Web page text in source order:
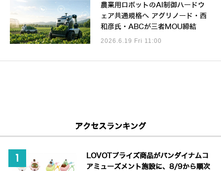
農業用ロボットのAI制御ハードウ
ェア共通規格へ アグリノード・西
和彦氏・ABCが三者MOU締結
2026.6.19 Fri 11:00
アクセスランキング
LOVOTプライズ商品がバンダイナムコ
アミューズメント施設に、8/9から順次